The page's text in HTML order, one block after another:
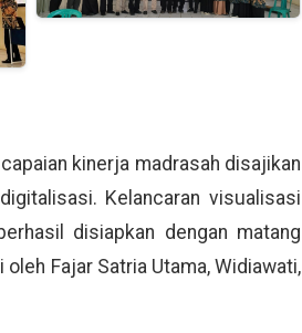
kinerja madrasah disajikan
Kelancaran visualisasi
disiapkan dengan matang
Fajar Satria Utama, Widiawati,